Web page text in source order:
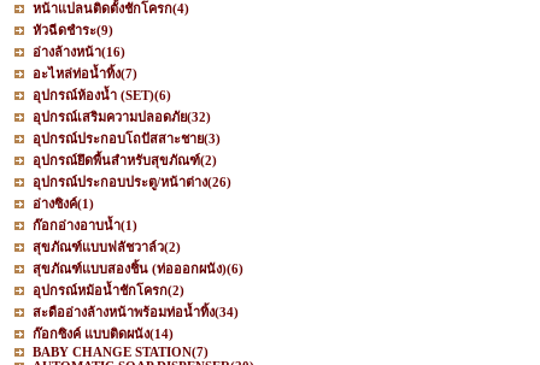
หน้าแปลนติดตั้งชักโครก(4)
หัวฉีดชำระ(9)
อ่างล้างหน้า(16)
อะไหล่ท่อน้ำทิ้ง(7)
อุปกรณ์ห้องน้ำ (SET)(6)
อุปกรณ์เสริมความปลอดภัย(32)
อุปกรณ์ประกอบโถปัสสาะชาย(3)
อุปกรณ์ยึดพื้นสำหรับสุขภัณฑ์(2)
อุปกรณ์ประกอบประตู/หน้าต่าง(26)
อ่างซิงค์(1)
ก๊อกอ่างอาบน้ำ(1)
สุขภัณฑ์แบบฟลัชวาล์ว(2)
สุขภัณฑ์แบบสองชิ้น (ท่อออกผนัง)(6)
อุปกรณ์หม้อน้ำชักโครก(2)
สะดืออ่างล้างหน้าพร้อมท่อน้ำทิ้ง(34)
ก๊อกซิงค์ แบบติดผนัง(14)
BABY CHANGE STATION(7)